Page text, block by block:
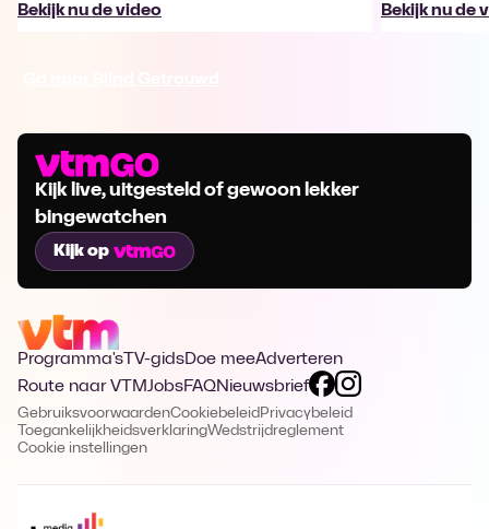
Bekijk nu de video Bekijk nu de
Kijk live, uitgesteld of gewoon lekker
bingewatchen
Kijk op
Programma's TV-gidsDoe meeAdverteren
Route naar VTMJobsFAQNieuwsbrief
GebruiksvoorwaardenCookiebeleid Privacybeleid
ToegankelijkheidsverklaringWedstrijdreglement
Cookie instellingen